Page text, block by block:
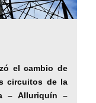
el cambio de
circuitos de la
– Alluriquín –